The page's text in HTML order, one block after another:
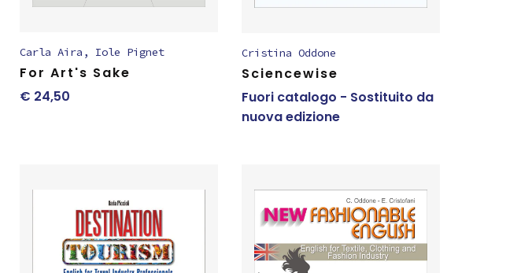
Carla Aira , Iole Pignet
For Art's Sake
€ 24,50
Cristina Oddone
Sciencewise
Fuori catalogo - Sostituito da
nuova edizione